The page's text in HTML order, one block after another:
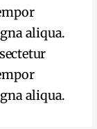
aliqua.
aliqua.